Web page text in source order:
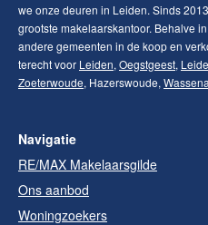
we onze deuren in Leiden. Sinds
grootste makelaarskantoor. Behalve
andere gemeenten in de koop en
terecht voor Leiden, Oegstgeest,
Zoeterwoude, Hazerswoude,
Navigatie
RE/MAX Makelaarsgilde
Ons aanbod
Woningzoekers